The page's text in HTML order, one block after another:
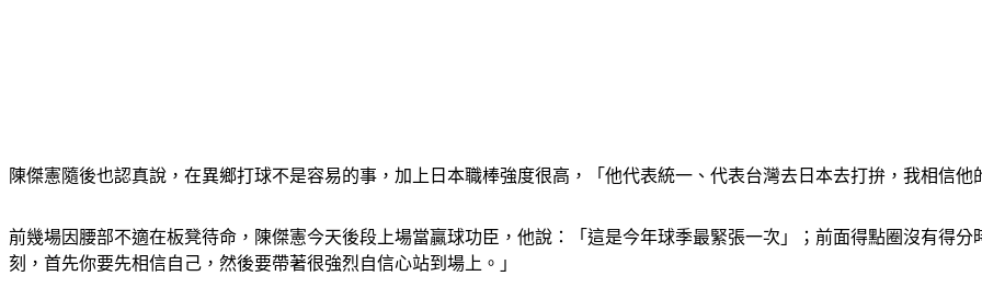
陳傑憲隨後也認真說，在異鄉打球不是容易的事，加上日本職棒強度很高，「他代表統一、代表台灣去日本去打拚，我相信
前幾場因腰部不適在板凳待命，陳傑憲今天後段上場當贏球功臣，他說：「這是今年球季最緊張一次」；前面得點圈沒有得
刻，首先你要先相信自己，然後要帶著很強烈自信心站到場上。」